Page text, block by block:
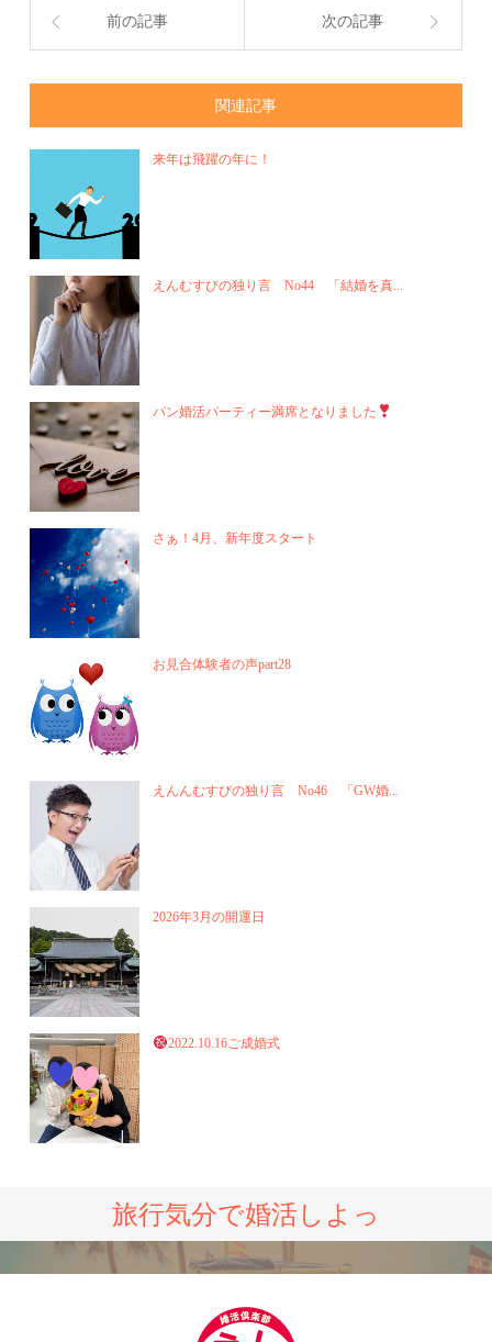
前の記事 次の記事
関連記事
来年は飛躍の年に！
えんむすびの独り言 No44 「結婚を真...
パン婚活パーティー満席となりました
さぁ！4月、新年度スタート
お見合体験者の声part28
えんんむすびの独り言 No46 「GW婚...
2026年3月の開運日
2022.10.16ご成婚式
旅行気分で婚活しよっ